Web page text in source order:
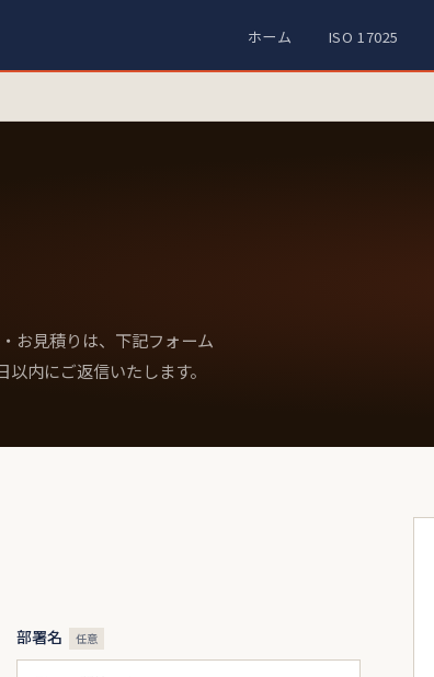
ホーム ISO 17025
お見積りは、下記フォーム
内にご返信いたします。
部署名 任意